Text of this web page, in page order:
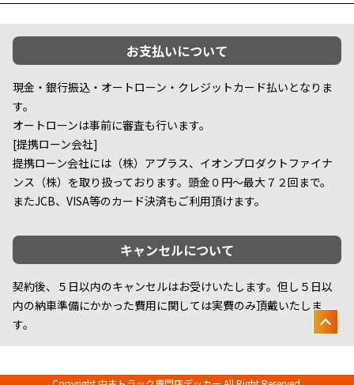
お支払いについて
現金・銀行振込・オートローン・クレジットカード払いとなりま
す。
オートローンは事前に審査も行います。
[提携ローン会社]
提携ローン会社には（株）アプラス、イオンプロダクトファイナ
ンス（株）を取り扱っております。頭金０円～最大７２回まで。
またJCB、VISA等のカード決済もご利用頂けます。
キャンセルについて
契約後、５日以内のキャンセルはお受けいたします。但し５日以
内の納車準備にかかった費用に関しては実費のみ頂戴いたしま
す。